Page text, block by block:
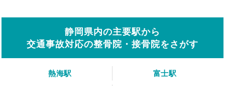
静岡県内の主要駅から
交通事故対応の整骨院・接骨院をさがす
熱海駅
富士駅